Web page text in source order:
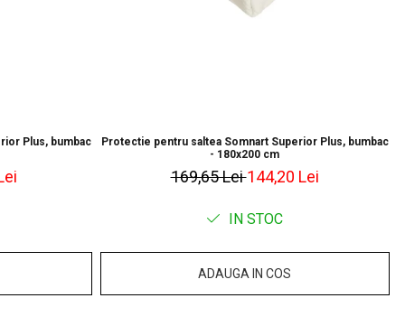
Tex Standard 100
: Garantează absența substanțelor
rulată pentru a facilita transportul. Recomandăm să o
Plus, bumbac
Protectie pentru saltea Somnart Superior Plus, bumbac
- 180x200 cm
169,65 Lei144,20 Lei
IN STOC
ADAUGA IN COS